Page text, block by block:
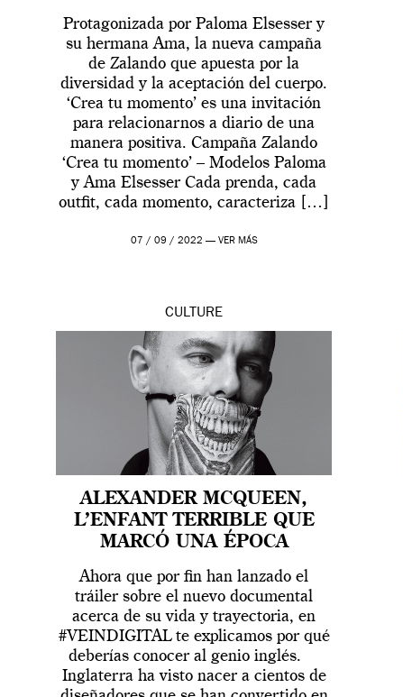
Protagonizada por Paloma Elsesser y
su hermana Ama, la nueva campaña
de Zalando que apuesta por la
diversidad y la aceptación del cuerpo.
‘Crea tu momento’ es una invitación
para relacionarnos a diario de una
manera positiva. Campaña Zalando
‘Crea tu momento’ – Modelos Paloma
y Ama Elsesser Cada prenda, cada
outfit, cada momento, caracteriza […]
07 / 09 / 2022 — VER MÁS
CULTURE
ALEXANDER MCQUEEN,
L’ENFANT TERRIBLE QUE
MARCÓ UNA ÉPOCA
Ahora que por fin han lanzado el
tráiler sobre el nuevo documental
acerca de su vida y trayectoria, en
#VEINDIGITAL te explicamos por qué
deberías conocer al genio inglés.
Inglaterra ha visto nacer a cientos de